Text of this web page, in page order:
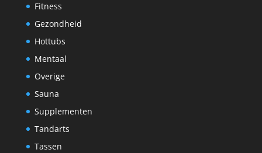
Fitness
Gezondheid
Hottubs
Mentaal
Overige
Sauna
Supplementen
Tandarts
Tassen